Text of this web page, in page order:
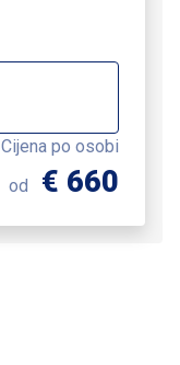
Cijena po osobi
od
€ 660